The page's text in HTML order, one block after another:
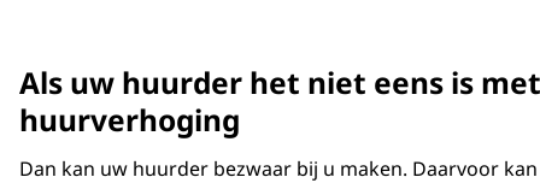
Als uw huurder het niet eens is
huurverhoging
Dan kan uw huurder bezwaar bij u maken. Daarvoor